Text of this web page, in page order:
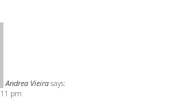
Andrea Vieira says:
pm